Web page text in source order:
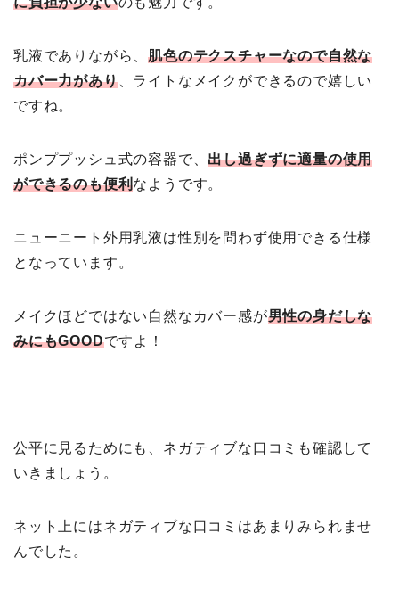
乳液でありながら、肌色のテクスチャーなので自然な
カバー力があり、ライトなメイクができるので嬉しい
ですね。
ポンププッシュ式の容器で、出し過ぎずに適量の使用
ができるのも便利なようです。
ニューニート外用乳液は性別を問わず使用できる仕様
となっています。
メイクほどではない自然なカバー感が男性の身だしな
みにもGOODですよ！
公平に見るためにも、ネガティブな口コミも確認して
いきましょう。
ネット上にはネガティブな口コミはあまりみられませ
んでした。